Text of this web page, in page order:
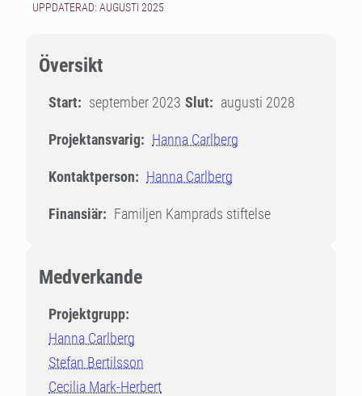
UPPDATERAD: AUGUSTI 2025
Översikt
Start: september 2023 Slut: augusti 2028
Projektansvarig: Hanna Carlberg
Kontaktperson: Hanna Carlberg
Finansiär: Familjen Kamprads stiftelse
Medverkande
Projektgrupp:
Hanna Carlberg
Stefan Bertilsson
Cecilia Mark-Herbert